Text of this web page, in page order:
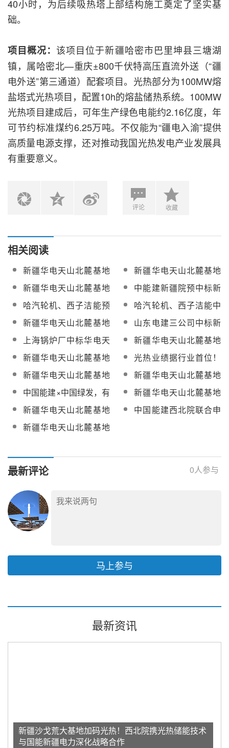
40小时，为后续吸热塔上部结构施工奠定了坚实基
础。
项目概况：该项目位于新疆哈密市巴里坤县三塘湖
镇，属哈密北—重庆±800千伏特高压直流外送（“疆
电外送”第三通道）配套项目。光热部分为100MW熔
盐塔式光热项目，配置10h的熔盐储热系统。100MW
光热项目建成后，可年生产绿色电能约2.16亿度，年
可节约标准煤约6.25万吨。不仅能为“疆电入渝”提供
高质量电源支撑，还对推动我国光热发电产业发展具
有重要意义。
评论 收藏
相关阅读
新疆华电天山北麓基地
610万千瓦新能源项目
100MW光热发电工程监
理服务招标
新疆华电天山北麓基地
100MW光热发电工程汽
轮发电机组、蒸汽发生
器、聚光集热系统采购
新疆华电天山北麓基地
100MW光热发电工程发
电常规岛及吸热塔、定
日镜场建筑安装工程招
标
中能建新疆院预中标新
疆华电天山北麓基地
100MW光热发电工程监
理服务
哈汽轮机、西子洁能预
中标新疆华电天山北麓
基地100MW光热发电工
程EPC总承包项目主机
设备采购
哈汽轮机、西子洁能中
标新疆华电天山北麓基
地100MW光热发电工程
EPC总承包项目主机设
备采购
新疆华电天山北麓基地
100MW光热发电工程聚
光集热系统中标候选人
公示
山东电建三公司中标新
疆华电天山北麓基地
100MW光热工程发电常
规岛及吸热塔建筑安装
工程
上海锅炉厂中标华电天
山北麓基地100MW光热
发电工程聚光集热系统
新疆华电天山北麓基地
100MW光热发电工程
EPC总承包项目熔盐
罐、疏盐罐等采购
新疆华电天山北麓基地
100MW光热发电工程
EPC总承包项目冷热盐
泵、调温泵等采购
光热业绩据行业首位！
中国能建发布接待机构
投资者调研活动的公告
新疆华电天山北麓基地
100MW光热发电工程
EPC总承包项目液态太
阳盐采购
新疆华电天山北麓基地
100MW光热发电工程
EPC总承包项目设备监
造采购
中国能建×中国绿发，有
望在高温熔盐储能等领
域开展深度合作
新疆华电天山北麓基地
100MW光热发电工程
EPC总承包项目进口熔
新疆华电天山北麓基地
100MW光热发电工程
EPC总承包项目分散控
冷却机组等设备采购
中国能建西北院联合申
专项项目
新疆华电天山北麓基地
阀/熔盐三偏心碟阀/大压
差调节阀采购中选公示
最新评论 0人参与
马上参与
最新资讯
新疆沙戈荒大基地加码光热！西北院携光热储能技术
与国能新疆电力深化战略合作